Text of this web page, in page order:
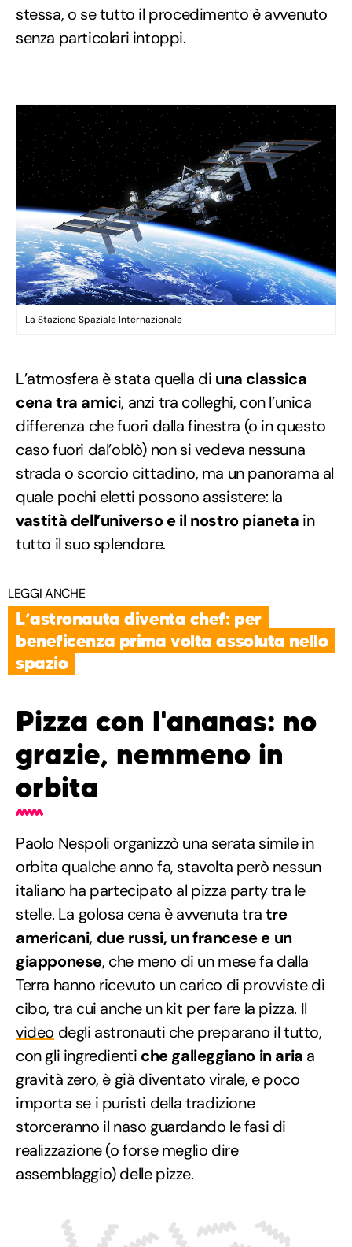
stessa, o se tutto il procedimento è avvenuto
senza particolari intoppi.
La Stazione Spaziale Internazionale
L’atmosfera è stata quella di una classica
cena tra amici, anzi tra colleghi, con l’unica
differenza che fuori dalla finestra (o in questo
caso fuori dal’oblò) non si vedeva nessuna
strada o scorcio cittadino, ma un panorama al
quale pochi eletti possono assistere: la
vastità dell’universo e il nostro pianeta in
tutto il suo splendore.
LEGGI ANCHE
L’astronauta diventa chef: per
beneficenza prima volta assoluta nello
spazio
Pizza con l'ananas: no
grazie, nemmeno in
orbita
Paolo Nespoli organizzò una serata simile in
orbita qualche anno fa, stavolta però nessun
italiano ha partecipato al pizza party tra le
stelle. La golosa cena è avvenuta tratre
americani, due russi, un francese e un
giapponese, che meno di un mese fa dalla
Terra hanno ricevuto un carico di provviste di
cibo, tra cui anche un kit per fare la pizza. Il
video degli astronauti che preparano il tutto,
con gli ingredienti che galleggiano in aria a
gravità zero, è già diventato virale, e poco
importa se i puristi della tradizione
storceranno il naso guardando le fasi di
realizzazione (o forse meglio dire
assemblaggio) delle pizze.